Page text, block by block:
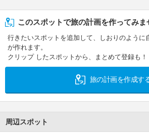
このスポットで旅の計画を作ってみま
行きたいスポットを追加して、しおりのように
が作れます。
クリップ したスポットから、まとめて登録も！
旅の計画を作成す
周辺スポット